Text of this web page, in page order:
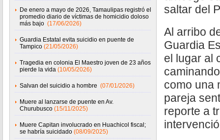
De enero a mayo de 2026, Tamaulipas registró el
promedio diario de víctimas de homicidio doloso
más bajo (17/06/2026)
Guardia Estatal evita suicidio en puente de
Tampico (21/05/2026)
Tragedia en colonia El Maestro joven de 23 años
pierde la vida (10/05/2026)
Salvan del suicidio a hombre (07/01/2026)
Muere al lanzarse de puente en Av.
Churubusco (15/11/2025)
Muere Capitan involucrado en Huachicol fiscal;
se habría suicidado (08/09/2025)
saltar del
Al arribo
Guardia
el lugar al
como una
pareja
reporte a